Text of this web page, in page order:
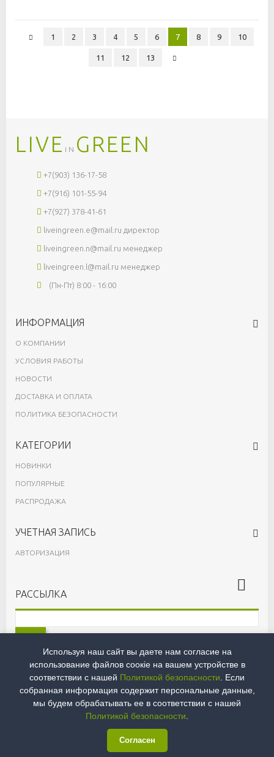
1 2 3 4 5 6 7 8 9 10
11 12 13
LIVE IN GREEN
+7(903) 136-17-58
+7(916) 101-55-94
+7(927) 378-41-61
liveingreen.e@mail.ru директор
liveingreen.n@mail.ru менеджер
liveingreen.l@mail.ru менеджер
(Пн-Пт) 8:00 - 16:00
ИНФОРМАЦИЯ
О КОМПАНИИ
УСЛОВИЯ РАБОТЫ
НОВОСТИ
ДОСТАВКА И ОПЛАТА
ПОЛИТИКА БЕЗОПАСНОСТИ
© 2026 ОБЩЕСТВО С ОГРАНИЧЕННОЙ ОТВЕТСТВЕННОСТЬЮ ЛИВИНГРИН /
ИНН: 9718071212 / КПП: 771801001
КАТЕГОРИИ
НОВИНКИ
ПОПУЛЯРНЫЕ
РАСПРОДАЖА
УЧЕТНАЯ ЗАПИСЬ
АВТОРИЗАЦИЯ
РАССЫЛКА
Политику конфидециальности
Используя наш сайт вы даете нам согласие на
использование файлов сoокіе на вашем устройстве в
соответствии с нашей Политикой безопасности . Если
собранная информация содержит персональные данные,
мы будем обрабатывать ее в соответствии с нашей
Политикой безопасности
Согласен